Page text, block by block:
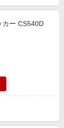
カー CS540D